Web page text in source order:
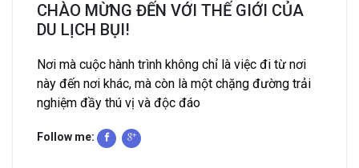
CHÀO MỪNG ĐẾN VỚI THẾ GIỚI CỦA
DU LỊCH BỤI!
Nơi mà cuộc hành trình không chỉ là việc đi từ nơi
này đến nơi khác, mà còn là một chặng đường trải
nghiệm đầy thú vị và độc đáo
Follow me: